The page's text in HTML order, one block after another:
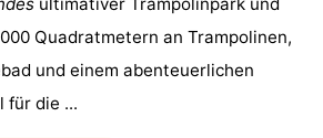
ultimativer Trampolinpark und
Quadratmetern an Trampolinen,
und einem abenteuerlichen
für die ...